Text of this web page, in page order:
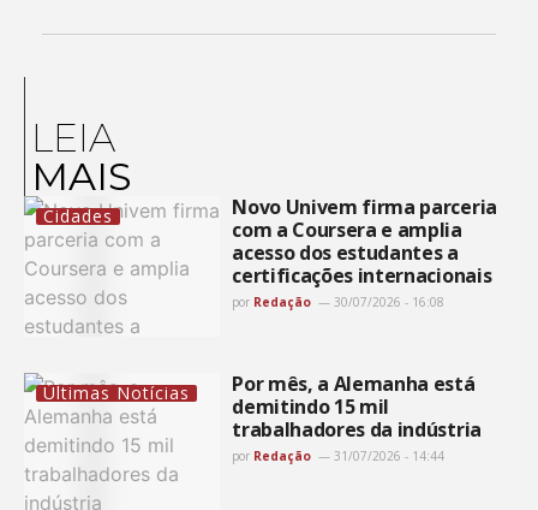
LEIA
MAIS
Cidades
Novo Univem firma parceria
com a Coursera e amplia
acesso dos estudantes a
certificações internacionais
por Redação 30/07/2026 - 16:08
Últimas Notícias
Por mês, a Alemanha está
demitindo 15 mil
trabalhadores da indústria
por Redação 31/07/2026 - 14:44